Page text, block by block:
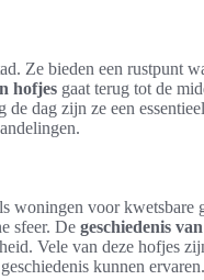
Ze bieden een rustpunt
hofjes gaat terug tot de
dag zijn ze een
woningen voor kwetsbare
sfeer. De geschiedenis
Vele van deze hofjes
kunnen ervaren.